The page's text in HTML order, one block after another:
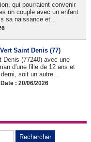
qui pourraient convenir
un couple avec un enfant
sa naissance et...
Saint Denis (77)
Denis (77240) avec une
d'une fille de 12 ans et
soit un autre...
: 20/06/2026